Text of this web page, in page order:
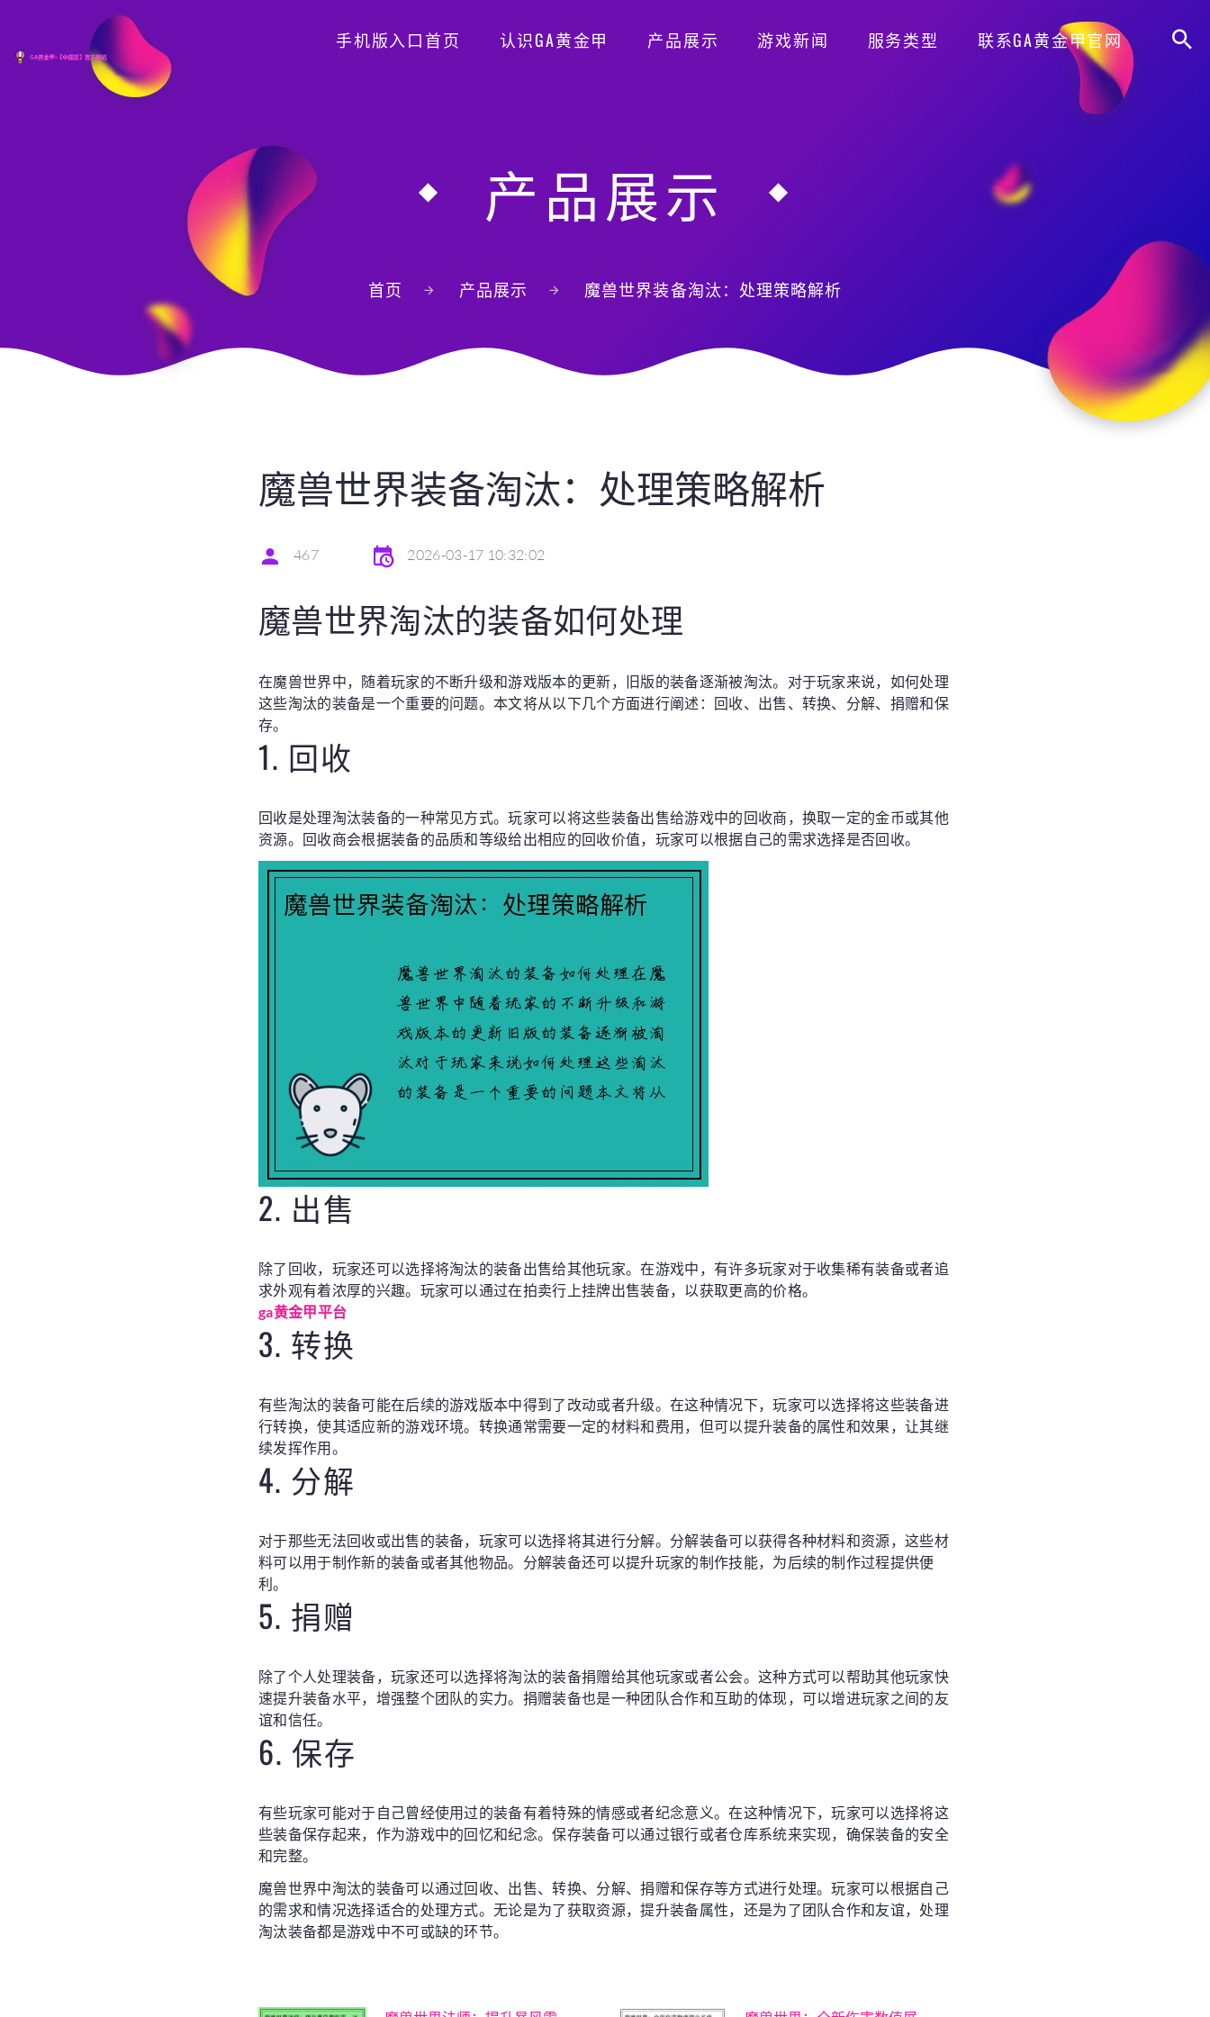
手机版入口首页 认识GA黄金甲 产品展示 游戏新闻 服务类型 联系GA黄金甲官网
产品展示
首页 产品展示 魔兽世界装备淘汰：处理策略解析
魔兽世界装备淘汰：处理策略解析
467 2026-03-17 10:32:02
魔兽世界淘汰的装备如何处理
在魔兽世界中，随着玩家的不断升级和游戏版本的更新，旧版的装备逐渐被淘汰。对于玩家来说，如何处理
这些淘汰的装备是一个重要的问题。本文将从以下几个方面进行阐述：回收、出售、转换、分解、捐赠和保
存。
1. 回收
回收是处理淘汰装备的一种常见方式。玩家可以将这些装备出售给游戏中的回收商，换取一定的金币或其他
资源。回收商会根据装备的品质和等级给出相应的回收价值，玩家可以根据自己的需求选择是否回收。
2. 出售
除了回收，玩家还可以选择将淘汰的装备出售给其他玩家。在游戏中，有许多玩家对于收集稀有装备或者追
求外观有着浓厚的兴趣。玩家可以通过在拍卖行上挂牌出售装备，以获取更高的价格。
ga黄金甲平台
3. 转换
有些淘汰的装备可能在后续的游戏版本中得到了改动或者升级。在这种情况下，玩家可以选择将这些装备进
行转换，使其适应新的游戏环境。转换通常需要一定的材料和费用，但可以提升装备的属性和效果，让其继
续发挥作用。
4. 分解
对于那些无法回收或出售的装备，玩家可以选择将其进行分解。分解装备可以获得各种材料和资源，这些材
料可以用于制作新的装备或者其他物品。分解装备还可以提升玩家的制作技能，为后续的制作过程提供便
利。
5. 捐赠
除了个人处理装备，玩家还可以选择将淘汰的装备捐赠给其他玩家或者公会。这种方式可以帮助其他玩家快
速提升装备水平，增强整个团队的实力。捐赠装备也是一种团队合作和互助的体现，可以增进玩家之间的友
谊和信任。
6. 保存
有些玩家可能对于自己曾经使用过的装备有着特殊的情感或者纪念意义。在这种情况下，玩家可以选择将这
些装备保存起来，作为游戏中的回忆和纪念。保存装备可以通过银行或者仓库系统来实现，确保装备的安全
和完整。
魔兽世界中淘汰的装备可以通过回收、出售、转换、分解、捐赠和保存等方式进行处理。玩家可以根据自己
的需求和情况选择适合的处理方式。无论是为了获取资源，提升装备属性，还是为了团队合作和友谊，处理
淘汰装备都是游戏中不可或缺的环节。